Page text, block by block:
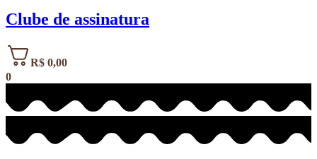
Clube de assinatura
0
R$ 0,00